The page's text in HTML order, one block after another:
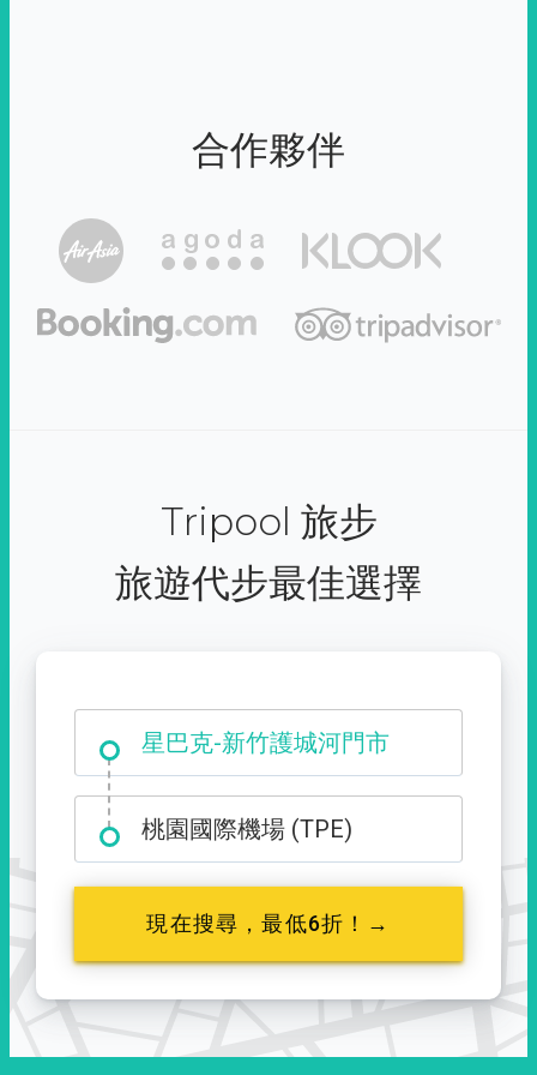
合作夥伴
Tripool 旅步
旅遊代步最佳選擇
大霸尖山登山口
桃園國際機場 (TPE)
現在搜尋，最低6折！→